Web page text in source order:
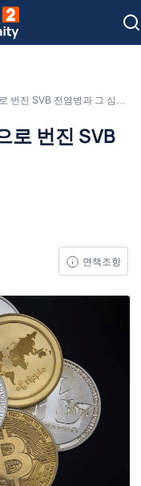
진 SVB 전염병과 그 심각성
로 번진 SVB
면책조항